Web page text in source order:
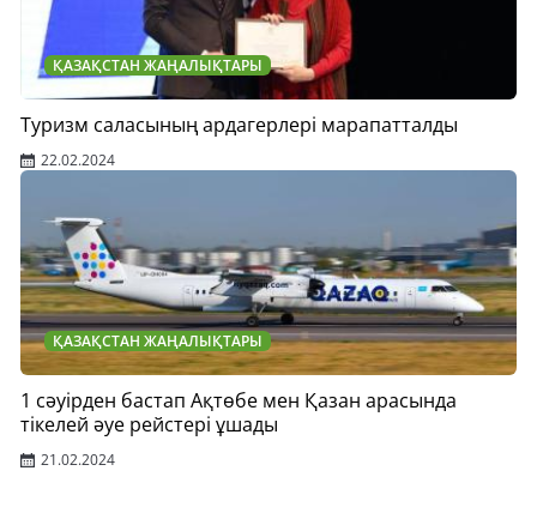
ҚАЗАҚСТАН ЖАҢАЛЫҚТАРЫ
Туризм саласының ардагерлері марапатталды
22.02.2024
ҚАЗАҚСТАН ЖАҢАЛЫҚТАРЫ
1 сәуірден бастап Ақтөбе мен Қазан арасында
тікелей әуе рейстері ұшады
21.02.2024